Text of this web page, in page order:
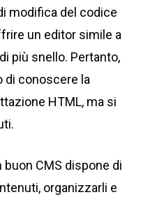
modifica del codice
un editor simile a
più snello. Pertanto,
di conoscere la
HTML, ma si
CMS dispone di
organizzarli e